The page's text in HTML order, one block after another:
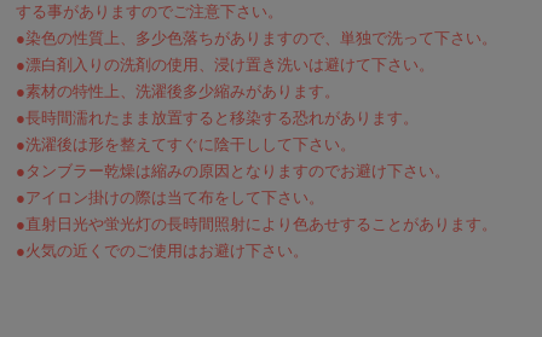
する事がありますのでご注意下さい。
●染色の性質上、多少色落ちがありますので、単独で洗って下さい。
●漂白剤入りの洗剤の使用、浸け置き洗いは避けて下さい。
●素材の特性上、洗濯後多少縮みがあります。
●長時間濡れたまま放置すると移染する恐れがあります。
●洗濯後は形を整えてすぐに陰干しして下さい。
●タンブラー乾燥は縮みの原因となりますのでお避け下さい。
●アイロン掛けの際は当て布をして下さい。
●直射日光や蛍光灯の長時間照射により色あせすることがあります。
●火気の近くでのご使用はお避け下さい。